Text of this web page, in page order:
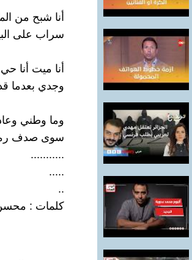
أنا شبح من
سراب على
أنا ميت أنا
وجدي بعدما
وما وطني
سوى صدف
...........
.....
..
كلمات : محسن